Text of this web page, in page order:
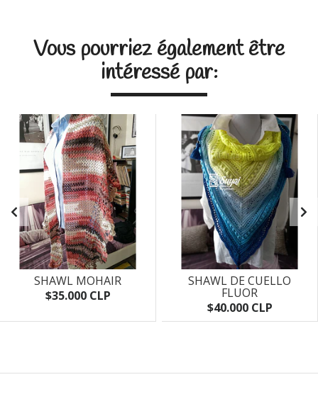
Vous pourriez également être
intéressé par:
SHAWL MOHAIR
$35.000 CLP
SHAWL DE CUELLO
FLUOR
$40.000 CLP